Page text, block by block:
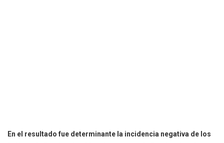
En el resultado fue determinante la incidencia negativa de los